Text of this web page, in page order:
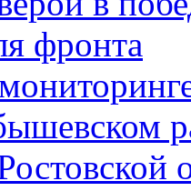
фронта